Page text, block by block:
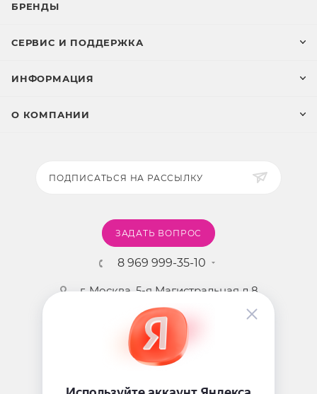
БРЕНДЫ
СЕРВИС И ПОДДЕРЖКА
ИНФОРМАЦИЯ
О КОМПАНИИ
ПОДПИСАТЬСЯ НА РАССЫЛКУ
ЗАДАТЬ ВОПРОС
8 969 999-35-10
г. Москва, 5-я Магистральная д.8